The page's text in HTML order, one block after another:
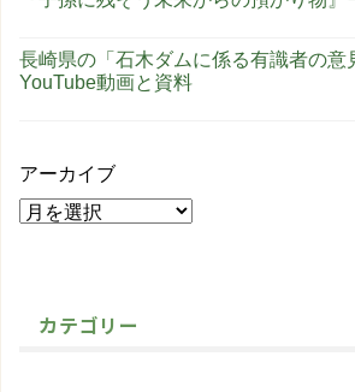
長崎県の「石木ダムに係る有識者の意
YouTube動画と資料
アーカイブ
カテゴリー